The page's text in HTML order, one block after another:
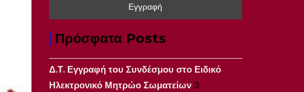
Πρόσφατα Posts
Δ.Τ. Εγγραφή του Συνδέσμου στο Ειδικό
Ηλεκτρονικό Μητρώο Σωματείων3